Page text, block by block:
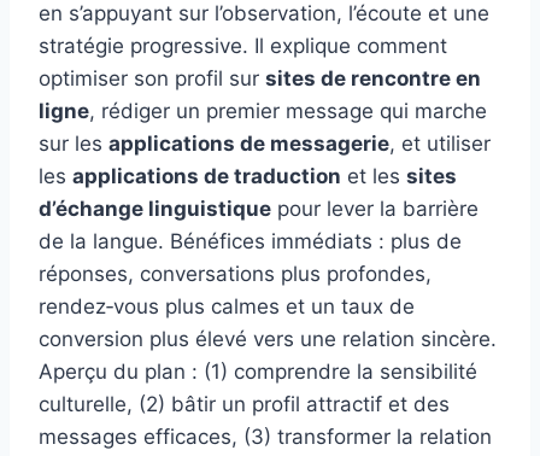
en s’appuyant sur l’observation, l’écoute et une
stratégie progressive. Il explique comment
optimiser son profil sur sites de rencontre en
ligne, rédiger un premier message qui marche
sur les applications de messagerie, et utiliser
les applications de traduction et les sites
d’échange linguistique pour lever la barrière
de la langue. Bénéfices immédiats : plus de
réponses, conversations plus profondes,
rendez‑vous plus calmes et un taux de
conversion plus élevé vers une relation sincère.
Aperçu du plan : (1) comprendre la sensibilité
culturelle, (2) bâtir un profil attractif et des
messages efficaces, (3) transformer la relation